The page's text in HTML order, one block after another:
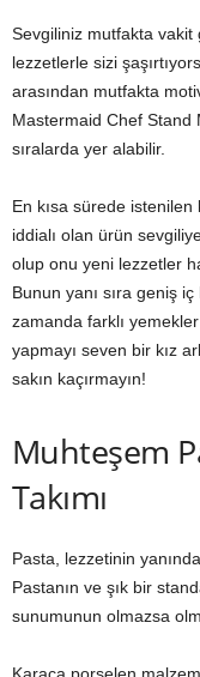
Sevgiliniz mutfakta vakit
lezzetlerle sizi
arasından mutfakta
Mastermaid Chef Stand
sıralarda yer alabilir.
En kısa sürede istenilen
iddialı olan ürün
olup onu yeni lezzetler
Bunun yanı sıra geniş
zamanda farklı
yapmayı seven bir kız
sakın kaçırmayın!
Muhteşem
Takımı
Pasta, lezzetinin
Pastanın ve şık bir
sunumunun olmazsa
Karaca porselen